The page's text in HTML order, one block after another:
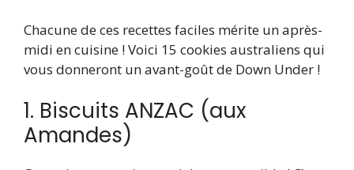
Chacune de ces recettes faciles mérite un après-
midi en cuisine ! Voici 15 cookies australiens qui
vous donneront un avant-goût de Down Under !
1. Biscuits ANZAC (aux
Amandes)